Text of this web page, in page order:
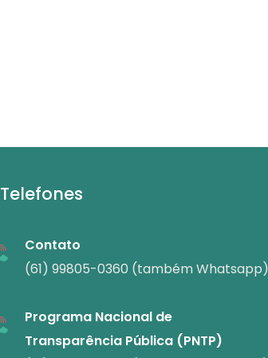
Telefones
Contato
(61) 99805-0360 (também Whatsapp)
Programa Nacional de
Transparência Pública (PNTP)